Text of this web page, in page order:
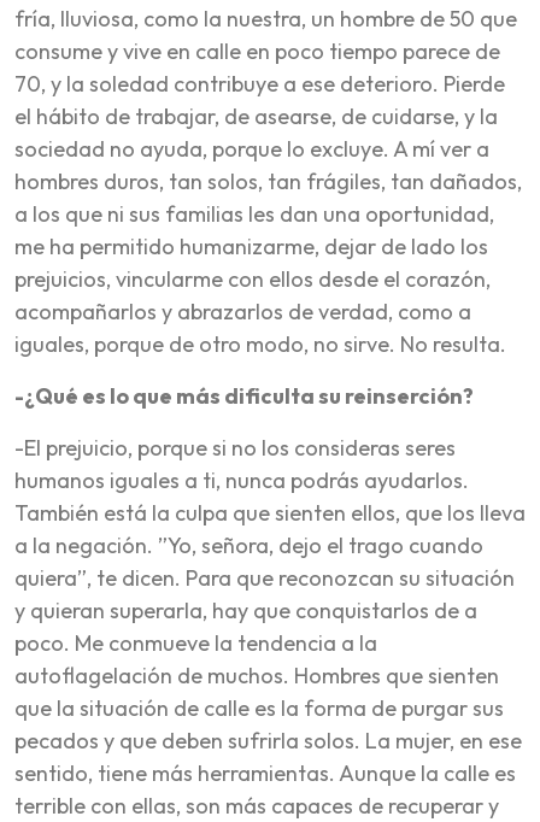
fría, lluviosa, como la nuestra, un hombre de 50 que
consume y vive en calle en poco tiempo parece de
70, y la soledad contribuye a ese deterioro. Pierde
el hábito de trabajar, de asearse, de cuidarse, y la
sociedad no ayuda, porque lo excluye. A mí ver a
hombres duros, tan solos, tan frágiles, tan dañados,
a los que ni sus familias les dan una oportunidad,
me ha permitido humanizarme, dejar de lado los
prejuicios, vincularme con ellos desde el corazón,
acompañarlos y abrazarlos de verdad, como a
iguales, porque de otro modo, no sirve. No resulta.
-¿Qué es lo que más dificulta su reinserción?
-El prejuicio, porque si no los consideras seres
humanos iguales a ti, nunca podrás ayudarlos.
También está la culpa que sienten ellos, que los lleva
a la negación. ”Yo, señora, dejo el trago cuando
quiera”, te dicen. Para que reconozcan su situación
y quieran superarla, hay que conquistarlos de a
poco. Me conmueve la tendencia a la
autoflagelación de muchos. Hombres que sienten
que la situación de calle es la forma de purgar sus
pecados y que deben sufrirla solos. La mujer, en ese
sentido, tiene más herramientas. Aunque la calle es
terrible con ellas, son más capaces de recuperar y